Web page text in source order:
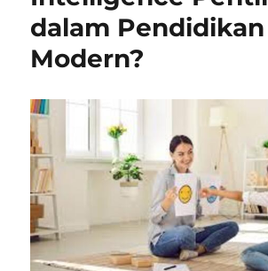
dalam Pendidikan
Modern?